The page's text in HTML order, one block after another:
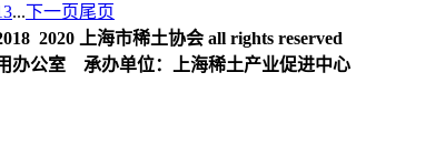
...下一页尾页
2020 上海市稀土协会 all rights reserved
办公室 承办单位：上海稀土产业促进中心